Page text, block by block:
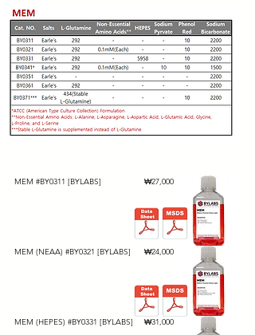
MEM #BY0311 [BYLABS] 가격
₩27,000
MEM (NEAA) #BY0321 [BYLABS] 가격
₩24,000
MEM (HEPES) #BY0331 [BYLABS] 가격
₩31,000